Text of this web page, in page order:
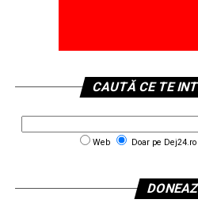
CAUTĂ CE TE
Web Doar pe Dej24.ro